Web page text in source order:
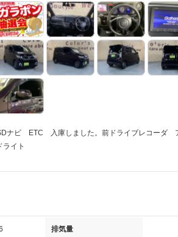
ビ ETC 入庫しました。前ドライブレコーダ
イト
排気量